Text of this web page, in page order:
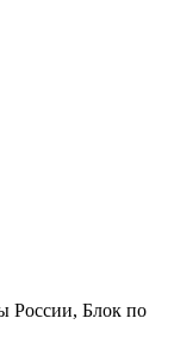
России, Блок по